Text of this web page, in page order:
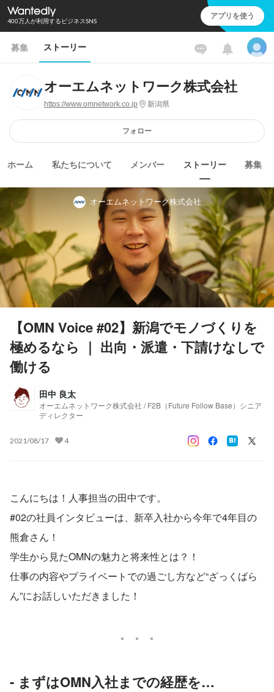
400万人が利用するビジネスSNS アプリを使う
募集 ストーリー
オーエムネットワーク株式会社
https://www.omnetwork.co.jp 新潟県
フォロー
ホーム 私たちについて メンバー ストーリー 募集
オーエムネットワーク株式会社
【OMN Voice #02】新潟でモノづくりを
極めるなら ｜ 出向・派遣・下請けなしで
働ける
田中 良太
オーエムネットワーク株式会社 / F2B（Future Follow Base）シニア
ディレクター
2021/08/17 4
こんにちは！人事担当の田中です。
#02の社員インタビューは、新卒入社から今年で4年目の
熊倉さん！
学生から見たOMNの魅力と将来性とは？！
仕事の内容やプライベートでの過ごし方など“ざっくばら
ん”にお話しいただきました！
- まずはOMN入社までの経歴を…